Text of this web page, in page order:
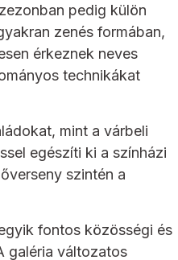
pedig külön
zenés formában,
érkeznek neves
technikákat
mint a várbeli
egészíti ki a színházi
szintén a
fontos közösségi és
galéria változatos